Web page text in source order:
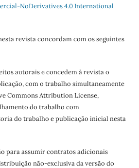
NoDerivatives 4.0 International
revista concordam com os seguintes
autorais e concedem à revista o
com o trabalho simultaneamente
Commons Attribution License,
do trabalho com
do trabalho e publicação inicial nesta
para assumir contratos adicionais
não-exclusiva da versão do